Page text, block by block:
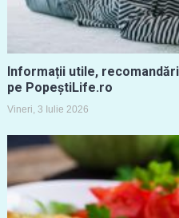
Informații utile,
pe PopeștiLife.ro
Vineri, 3 Iulie 2026